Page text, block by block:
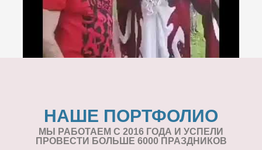
НАШЕ ПОРТФОЛИО
МЫ РАБОТАЕМ С 2016 ГОДА И УСПЕЛИ
ПРОВЕСТИ БОЛЬШЕ 6000 ПРАЗДНИКОВ